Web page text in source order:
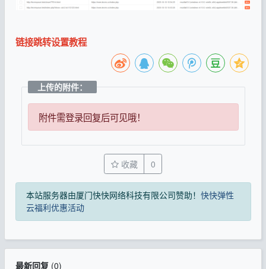
链接跳转设置教程
上传的附件：
附件需登录回复后可见哦！
收藏 0
本站服务器由厦门快快网络科技有限公司赞助！ 快快弹性
云福利优惠活动
最新回复(0)